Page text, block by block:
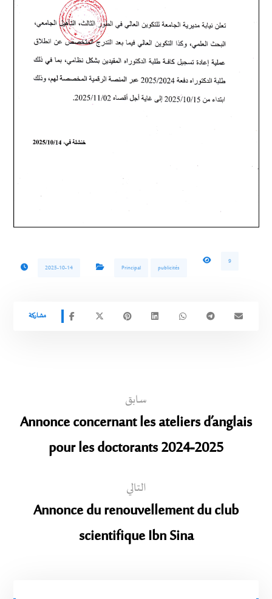
2025-10-14 Principal publicités
9
سابق
Annonce concernant les ateliers d’anglais
pour les doctorants 2024-2025
التالي
Annonce du renouvellement du club
scientifique Ibn Sina